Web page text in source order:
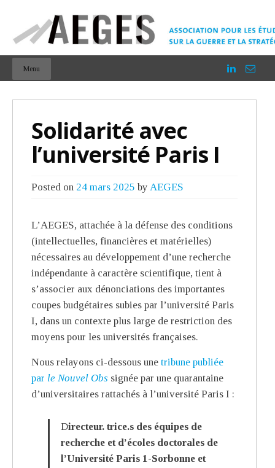
Menu
Solidarité avec
l’université Paris I
Posted on 24 mars 2025 by AEGES
L’AEGES, attachée à la défense des conditions
(intellectuelles, financières et matérielles)
nécessaires au développement d’une recherche
indépendante à caractère scientifique, tient à
s’associer aux dénonciations des importantes
coupes budgétaires subies par l’université Paris
I, dans un contexte plus large de restriction des
moyens pour les universités françaises.
Nous relayons ci-dessous une tribune publiée
par le Nouvel Obs signée par une quarantaine
d’universitaires rattachés à l’université Paris I :
Directeur. trice.s des équipes de
recherche et d’écoles doctorales de
l’Université Paris 1-Sorbonne et